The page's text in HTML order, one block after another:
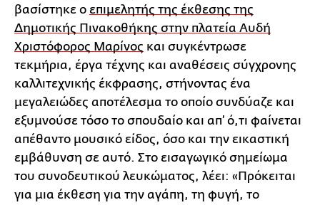
βασίστηκε ο επιμελητής της έκθεσης της
Δημοτικής Πινακοθήκης στην πλατεία Αυδή
Χριστόφορος Μαρίνος και συγκέντρωσε
τεκμήρια, έργα τέχνης και αναθέσεις σύγχρονης
καλλιτεχνικής έκφρασης, στήνοντας ένα
μεγαλειώδες αποτέλεσμα το οποίο συνδύαζε και
εξυμνούσε τόσο το σπουδαίο και απ’ ό,τι φαίνεται
απέθαντο μουσικό είδος, όσο και την εικαστική
εμβάθυνση σε αυτό. Στο εισαγωγικό σημείωμα
του συνοδευτικού λευκώματος, λέει: «Πρόκειται
για μια έκθεση για την αγάπη, τη φυγή, το